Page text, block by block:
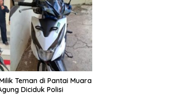
Teman di Pantai Muara
Diciduk Polisi